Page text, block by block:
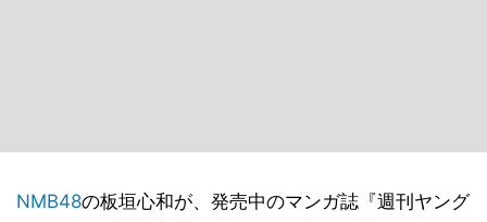
NMB48の板垣心和が、発売中のマンガ誌『週刊ヤング